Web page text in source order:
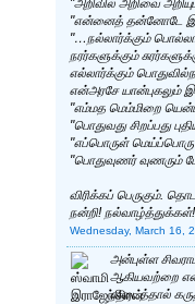
"அறிவில் அறிவை
"என்னைத் தன்னோடே
"…நல்லார்க்கும்
நரர்களுக்கும்
எல்லார்க்கும்
என்அரசே யான்புகலும்
"எம்மத மெம்மிறை
"பொதுவது சிறப்பது
"எப்பொருள்
"பொதுவுணர் வுணரும்
விரிக்கப் பெருகும்.
நன்றி! நல்வாழ்த்துக்கள்!
Wednesday, March 16,
அன்புள்ள
ஆகியவற்றை
கிடைத்தால்